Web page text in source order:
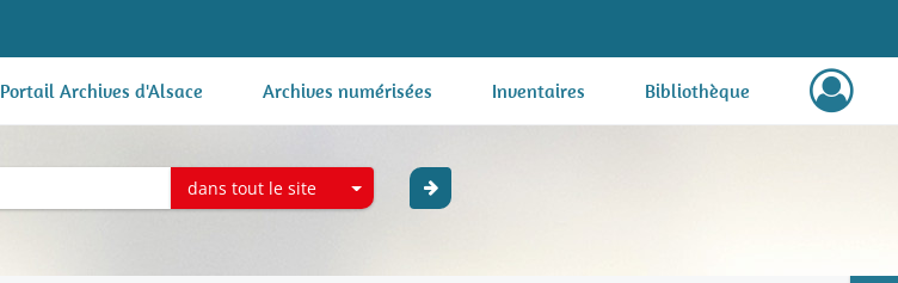
Portail Archives d'Alsace Archives numérisées Inventaires Bibliothèque
dans tout le site